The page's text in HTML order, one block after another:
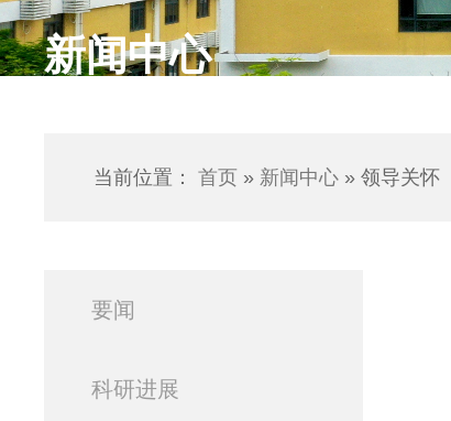
新闻中心
当前位置： 首页 » 新闻中心 » 领导关怀
要闻
科研进展